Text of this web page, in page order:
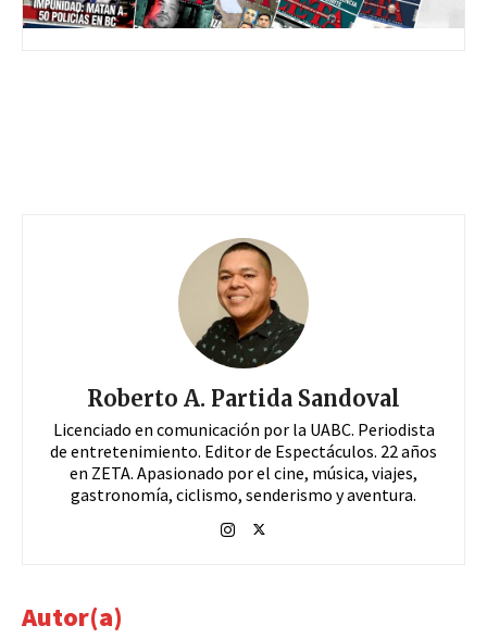
Roberto A. Partida Sandoval
Licenciado en comunicación por la UABC. Periodista
de entretenimiento. Editor de Espectáculos. 22 años
en ZETA. Apasionado por el cine, música, viajes,
gastronomía, ciclismo, senderismo y aventura.
Autor(a)